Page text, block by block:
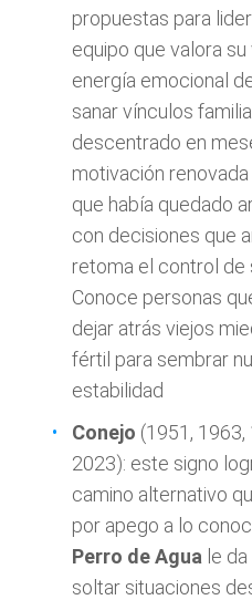
propuestas para
equipo que valora
energía emocional
sanar vínculos
descentrado en
motivación
que había quedado
con decisiones que
retoma el control de
Conoce personas
dejar atrás viejos
fértil para sembrar
estabilidad
Conejo (1951, 1963,
2023): este signo
camino alternativo
por apego a lo
Perro de Agua le
soltar situaciones